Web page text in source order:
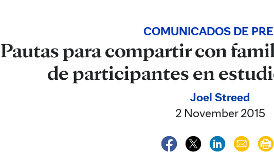
COMUNICADOS DE
Pautas para compartir con
de participantes en
Joel Streed
2 November 2015